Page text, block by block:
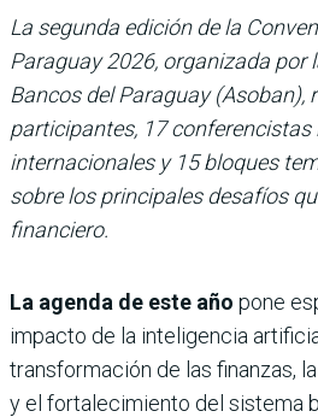
La segunda edición de la
Paraguay 2026, organizada por
Bancos del Paraguay (Asoban),
participantes, 17 conferencistas
internacionales y 15 bloques
sobre los principales desafíos
financiero.
La agenda de este año pone
impacto de la inteligencia
transformación de las finanzas,
y el fortalecimiento del sistema